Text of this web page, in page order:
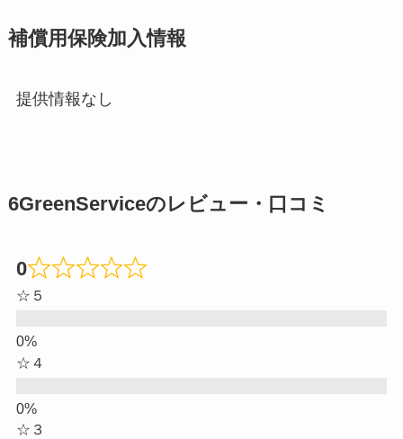
補償用保険加入情報
提供情報なし
6GreenServiceのレビュー・口コミ
0
☆５
☆４
☆３